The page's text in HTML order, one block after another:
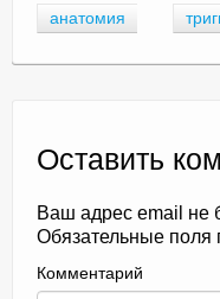
анатомия
Оставить
Ваш адрес email не
Обязательные поля
Комментарий